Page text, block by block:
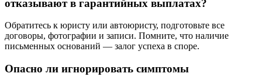
отказывают в гарантийных выплатах?
Обратитесь к юристу или автоюристу, подготовьте все
договоры, фотографии и записи. Помните, что наличие
письменных оснований — залог успеха в споре.
Опасно ли игнорировать симптомы